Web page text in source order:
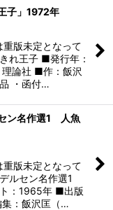
子」1972年
版未定となって
れ王子 ■発行年：
論社 ■作：飯沢
・函付…
ン名作選1 人魚
版未定となって
ルセン名作選1
：1965年 ■出版
：飯沢匡（…